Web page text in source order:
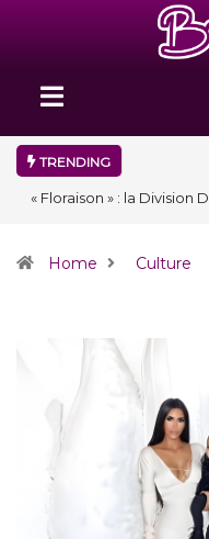
TRENDING
« Floraison » : la Division
Home Culture